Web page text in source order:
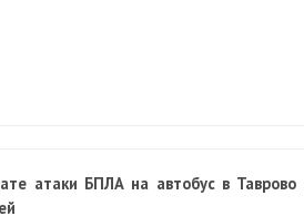
атаки БПЛА на автобус в